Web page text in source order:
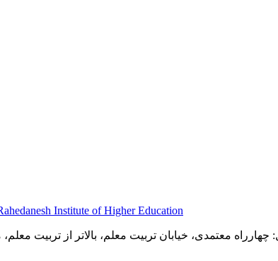
چهارراه معتمدی، خیابان تربیت معلم، بالاتر از تربیت